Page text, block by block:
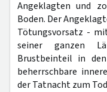
Angeklagten und
Boden. Der
Tötungsvorsatz -
seiner ganzen
Brustbeinteil in
beherrschbare
der Tatnacht zum